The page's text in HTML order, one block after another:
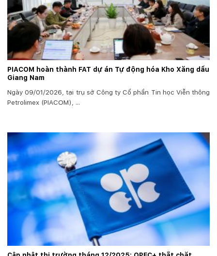
PIACOM hoàn thành FAT dự án Tự động hóa Kho Xăng dầu
Giang Nam
Ngày 09/01/2026, tại trụ sở Công ty Cổ phần Tin học Viễn thông
Petrolimex (PIACOM), ...